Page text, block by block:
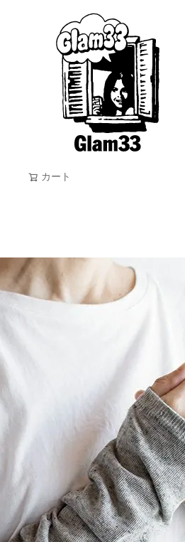
カート